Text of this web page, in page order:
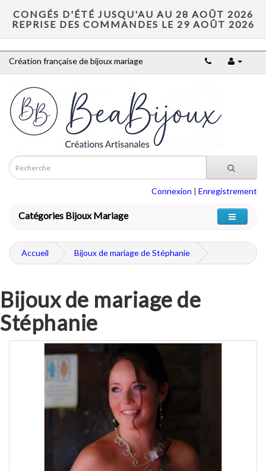
CONGÉS D'ÉTÉ JUSQU'AU AU 28 AOÛT 2026
REPRISE DES COMMANDES LE 29 AOÛT 2026
Création française de bijoux mariage
Connexion | Enregistrement
Catégories Bijoux Mariage
Accueil Bijoux de mariage de Stéphanie
Bijoux de mariage de
Stéphanie